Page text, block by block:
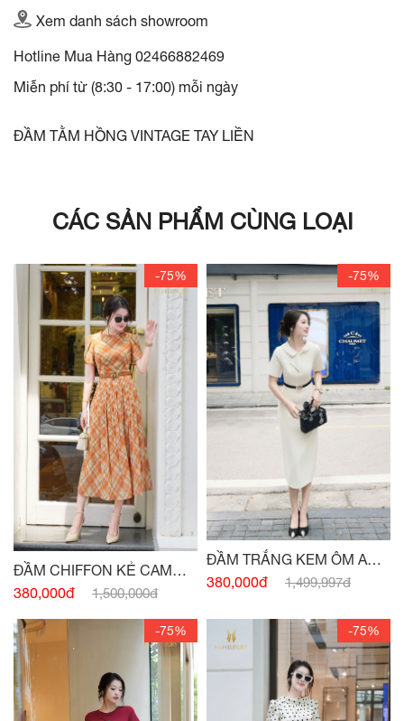
Xem danh sách showroom
Hotline Mua Hàng 02466882469
Miễn phí từ (8:30 - 17:00) mỗi ngày
ĐẦM TẰM HỒNG VINTAGE TAY LIỀN
CÁC SẢN PHẨM CÙNG LOẠI
-75%
ĐẦM CHIFFON KẺ CAM
XẾP LY THÂN
380,000đ 1,500,000đ
-75%
ĐẦM TRẮNG KEM ÔM A
CỔ NƠ
380,000đ 1,499,997đ
-75% -75%